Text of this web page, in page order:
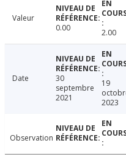
Valeur
0.00
2.00
Date
30
septembre
2021
19
2023
Observation